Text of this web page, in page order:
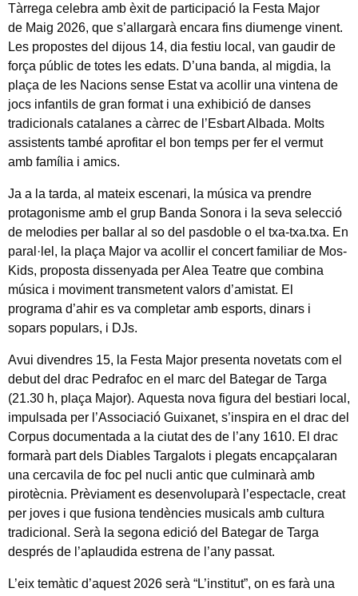
Tàrrega celebra amb èxit de participació la Festa Major
de Maig 2026, que s’allargarà encara fins diumenge vinent.
Les propostes del dijous 14, dia festiu local, van gaudir de
força públic de totes les edats. D’una banda, al migdia, la
plaça de les Nacions sense Estat va acollir una vintena de
jocs infantils de gran format i una exhibició de danses
tradicionals catalanes a càrrec de l’Esbart Albada. Molts
assistents també aprofitar el bon temps per fer el vermut
amb família i amics.
Ja a la tarda, al mateix escenari, la música va prendre
protagonisme amb el grup Banda Sonora i la seva selecció
de melodies per ballar al so del pasdoble o el txa-txa.txa. En
paral·lel, la plaça Major va acollir el concert familiar de Mos-
Kids, proposta dissenyada per Alea Teatre que combina
música i moviment transmetent valors d’amistat. El
programa d’ahir es va completar amb esports, dinars i
sopars populars, i DJs.
Avui divendres 15, la Festa Major presenta novetats com el
debut del drac Pedrafoc en el marc del Bategar de Targa
(21.30 h, plaça Major). Aquesta nova figura del bestiari local,
impulsada per l’Associació Guixanet, s’inspira en el drac del
Corpus documentada a la ciutat des de l’any 1610. El drac
formarà part dels Diables Targalots i plegats encapçalaran
una cercavila de foc pel nucli antic que culminarà amb
pirotècnia. Prèviament es desenvoluparà l’espectacle, creat
per joves i que fusiona tendències musicals amb cultura
tradicional. Serà la segona edició del Bategar de Targa
després de l’aplaudida estrena de l’any passat.
L’eix temàtic d’aquest 2026 serà “L’institut”, on es farà una